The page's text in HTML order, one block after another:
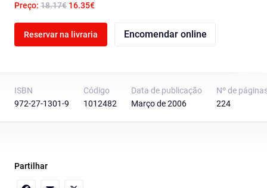
Preço: 18.17€ 16.35€
Reservar na livraria Encomendar online
ISBN
972-27-1301-9
Código
1012482
Data de publicação
Março de 2006
Nº de
224
Partilhar